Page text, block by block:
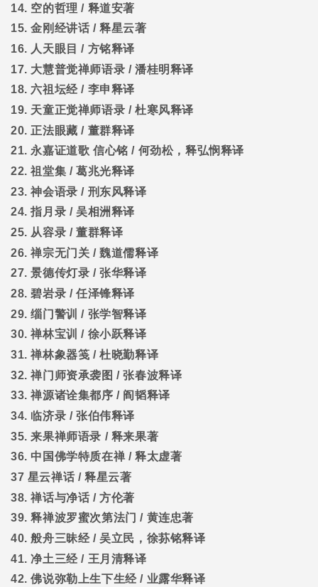
14. 空的哲理 / 释道安著
15.金刚经讲话 /释星云著
16. 人天眼目 / 方铭释译
17. 大慧普觉禅师语录 /潘桂明释译
18. 六祖坛经/ 李申释译
19. 天童正觉禅师语录 /杜寒风释译
20. 正法眼藏 / 董群释译
21.永嘉证道歌 信心铭 / 何劲松，释弘悯释译
22.祖堂集 /葛兆光释译
23.神会语录 / 刑东风释译
24.指月录 /吴相洲释译
25. 从容录 /董群释译
26.禅宗无门关 /魏道儒释译
27.景德传灯录 /张华释译
28.碧岩录 /任泽锋释译
29.缁门警训 / 张学智释译
30.禅林宝训 / 徐小跃释译
31.禅林象器笺 /杜晓勤释译
32.禅门师资承袭图 /张春波释译
33.禅源诸诠集都序 / 阎韬释译
34. 临济录 /张伯伟释译
35.来果禅师语录 / 释来果著
36. 中国佛学特质在禅/释太虚著
37 星云禅话 /释星云著
38.禅话与净话 /方伦著
39.释禅波罗蜜次第法门 / 黄连忠著
40.般舟三昧经/吴立民，徐荪铭释译
41.净土三经/ 王月清释译
42.佛说弥勒上生下生经/ 业露华释译